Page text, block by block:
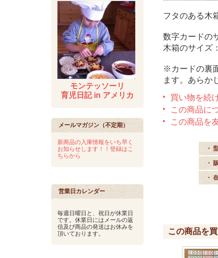
モンテッソーリ
育児日記 in アメリカ
メールマガジン（不定期）
新商品の入庫情報をいち早く
お知らせします！！登録はこ
ちらから
営業日カレンダー
毎週日曜日と、祝日が休業日
です。休業日にはメールの返
信及び商品の発送はお休みを
頂いております。
フタのある木
数字カードの
木箱のサイズ
※カードの裏
ます。あらか
買い物を続
この商品に
この商品を
・
・
・
この商品を